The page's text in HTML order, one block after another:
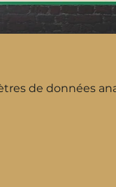
de données